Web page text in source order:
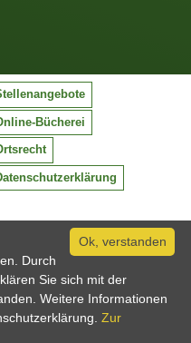
Bücherei
Ok, verstanden
Durch
Sie sich mit der
Weitere Informationen
Zur